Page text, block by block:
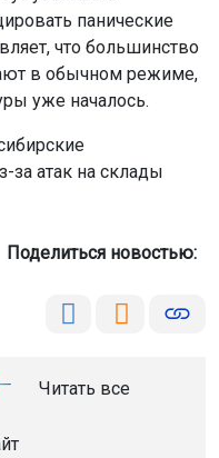
панические
что большинство
в обычном режиме,
уже началось.
за атак на склады
Поделиться новостью:
Читать все